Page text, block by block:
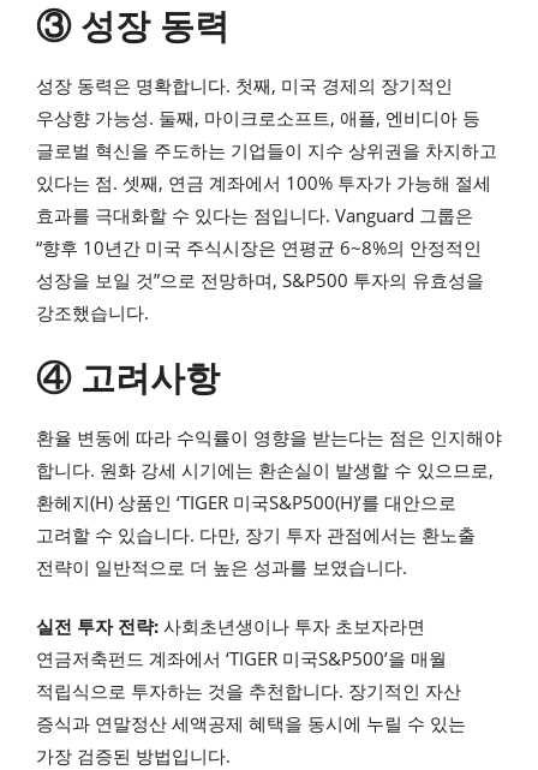
③ 성장 동력
성장 동력은 명확합니다. 첫째, 미국 경제의 장기적인
우상향 가능성. 둘째, 마이크로소프트, 애플, 엔비디아 등
글로벌 혁신을 주도하는 기업들이 지수 상위권을 차지하고
있다는 점. 셋째, 연금 계좌에서 100% 투자가 가능해 절세
효과를 극대화할 수 있다는 점입니다. Vanguard 그룹은
“향후 10년간 미국 주식시장은 연평균 6~8%의 안정적인
성장을 보일 것”으로 전망하며, S&P500 투자의 유효성을
강조했습니다.
④ 고려사항
환율 변동에 따라 수익률이 영향을 받는다는 점은 인지해야
합니다. 원화 강세 시기에는 환손실이 발생할 수 있으므로,
환헤지(H) 상품인 ‘TIGER 미국S&P500(H)’를 대안으로
고려할 수 있습니다. 다만, 장기 투자 관점에서는 환노출
전략이 일반적으로 더 높은 성과를 보였습니다.
실전 투자 전략: 사회초년생이나 투자 초보자라면
연금저축펀드 계좌에서 ‘TIGER 미국S&P500’을 매월
적립식으로 투자하는 것을 추천합니다. 장기적인 자산
증식과 연말정산 세액공제 혜택을 동시에 누릴 수 있는
가장 검증된 방법입니다.